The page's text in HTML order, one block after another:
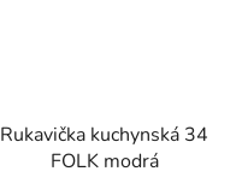
Rukavička kuchynská 34
FOLK modrá